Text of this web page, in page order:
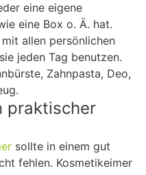
eine eigene
eine Box o. Ä. hat.
allen persönlichen
jeden Tag benutzen.
Zahnpasta, Deo,
praktischer
sollte in einem gut
fehlen. Kosmetikeimer